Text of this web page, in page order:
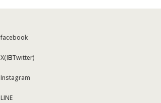
facebook
X(旧Twitter)
Instagram
LINE